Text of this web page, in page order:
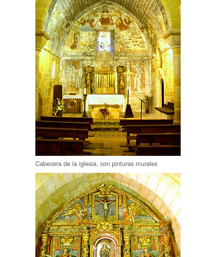
Cabecera de la iglesia, con pinturas murales